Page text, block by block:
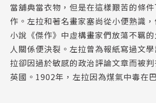
當舖典當衣物，但是在這樣艱苦的條
作。左拉和著名畫家塞尚從小便熟識
小說《傑作》中虚構畫家們放蕩不羈
人關係便決裂。左拉曾為報紙寫過文
拉卻因過於敏感的政治評論文章而被
英國。1902年，左拉因為煤氣中毒在